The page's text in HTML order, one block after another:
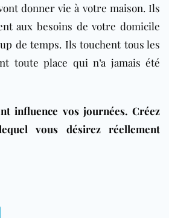
donner vie à votre maison. Ils
aux besoins de votre domicile
de temps. Ils touchent tous les
toute place qui n’a jamais été
influence vos journées. Créez
vous désirez réellement